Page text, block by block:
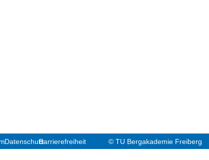
DatenschutzBarrierefreiheit © TU Bergakademie Freiberg